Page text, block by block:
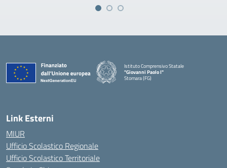
Istituto Comprensivo Statale
"Giovanni Paolo I"
Stornara (FG)
Link Esterni
MIUR
Ufficio Scolastico Regionale
Ufficio Scolastico Territoriale